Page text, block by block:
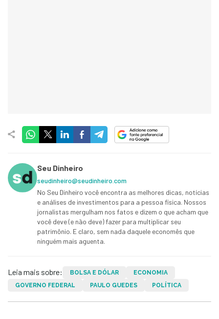
Seu Dinheiro
seudinheiro@seudinheiro.com
No Seu Dinheiro você encontra as melhores dicas, notícias
e análises de investimentos para a pessoa física. Nossos
jornalistas mergulham nos fatos e dizem o que acham que
você deve (e não deve) fazer para multiplicar seu
patrimônio. E claro, sem nada daquele economês que
ninguém mais aguenta.
Leia mais sobre: BOLSA E DÓLAR
ECONOMIA
GOVERNO FEDERAL
PAULO GUEDES POLÍTICA